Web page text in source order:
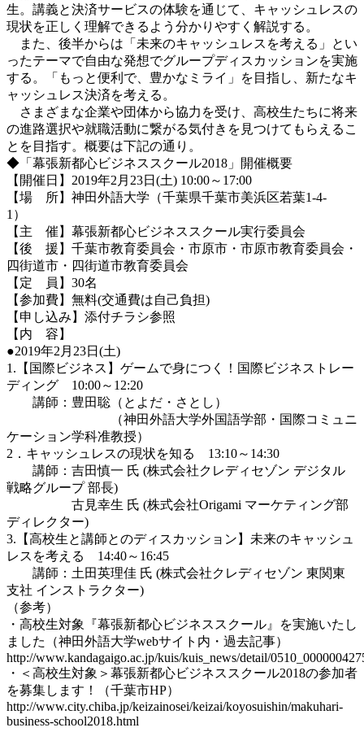
生。講義と決済サービスの体験を通じて、キャッシュレスの
現状を正しく理解できるよう分かりやすく解説する。
また、後半からは「未来のキャッシュレスを考える」とい
ったテーマで自由な発想でグループディスカッションを実施
する。「もっと便利で、豊かなミライ」を目指し、新たなキ
ャッシュレス決済を考える。
さまざまな企業や団体から協力を受け、高校生たちに将来
の進路選択や就職活動に繋がる気付きを見つけてもらえるこ
とを目指す。概要は下記の通り。
◆「幕張新都心ビジネススクール2018」開催概要
【開催日】2019年2月23日(土) 10:00～17:00
【場 所】神田外語大学（千葉県千葉市美浜区若葉1-4-
1）
【主 催】幕張新都心ビジネススクール実行委員会
【後 援】千葉市教育委員会・市原市・市原市教育委員会・
四街道市・四街道市教育委員会
【定 員】30名
【参加費】無料(交通費は自己負担)
【申し込み】添付チラシ参照
【内 容】
●2019年2月23日(土)
1.【国際ビジネス】ゲームで身につく！国際ビジネストレー
ディング 10:00～12:20
講師：豊田聡（とよだ・さとし）
（神田外語大学外国語学部・国際コミュニ
ケーション学科准教授）
2．キャッシュレスの現状を知る 13:10～14:30
講師：吉田慎一 氏 (株式会社クレディセゾン デジタル
戦略グループ 部長)
古見幸生 氏 (株式会社Origami マーケティング部
ディレクター)
3.【高校生と講師とのディスカッション】未来のキャッシュ
レスを考える 14:40～16:45
講師：土田英理佳 氏 (株式会社クレディセゾン 東関東
支社 インストラクター)
（参考）
・高校生対象『幕張新都心ビジネススクール』を実施いたし
ました（神田外語大学webサイト内・過去記事）
http://www.kandagaigo.ac.jp/kuis/kuis_news/detail/
・＜高校生対象＞幕張新都心ビジネススクール2018の参加者
を募集します！（千葉市HP）
http://www.city.chiba.jp/keizainosei/keizai/koyosuishin/makuhari-
business-school2018.html